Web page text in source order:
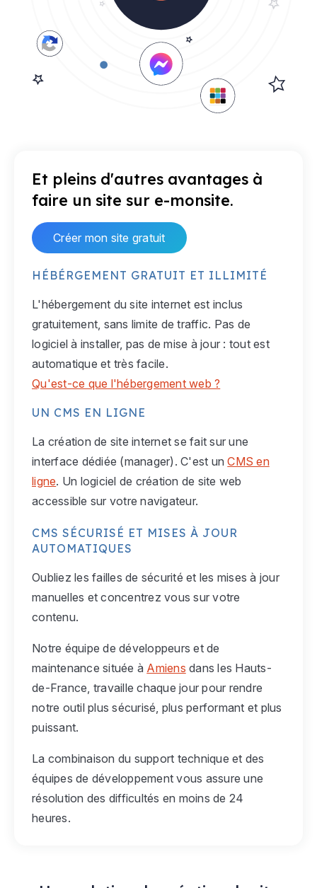
Et pleins d'autres avantages à
faire un site sur e-monsite.
Créer mon site gratuit
HÉBÉRGEMENT GRATUIT ET ILLIMITÉ
L'hébergement du site internet est inclus
gratuitement, sans limite de traffic. Pas de
logiciel à installer, pas de mise à jour : tout est
automatique et très facile.
Qu'est-ce que l'hébergement web ?
UN CMS EN LIGNE
La création de site internet se fait sur une
interface dédiée (manager). C'est unCMS en
ligne. Un logiciel de création de site web
accessible sur votre navigateur.
CMS SÉCURISÉ ET MISES À JOUR
AUTOMATIQUES
Oubliez les failles de sécurité et les mises à jour
manuelles et concentrez vous sur votre
contenu.
Notre équipe de développeurs et de
maintenance située à Amiens dans les Hauts-
de-France, travaille chaque jour pour rendre
notre outil plus sécurisé, plus performant et plus
puissant.
La combinaison du support technique et des
équipes de développement vous assure une
résolution des difficultés en moins de 24
heures.